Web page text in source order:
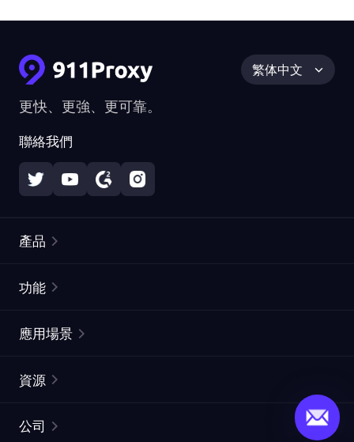
更快、更強、更可靠。
聯絡我們
繁体中文
產品
靜態住宅代理
網頁擷取 API
功能
ISP代理
ProxySite
應用場景
市場研究
資源
公司